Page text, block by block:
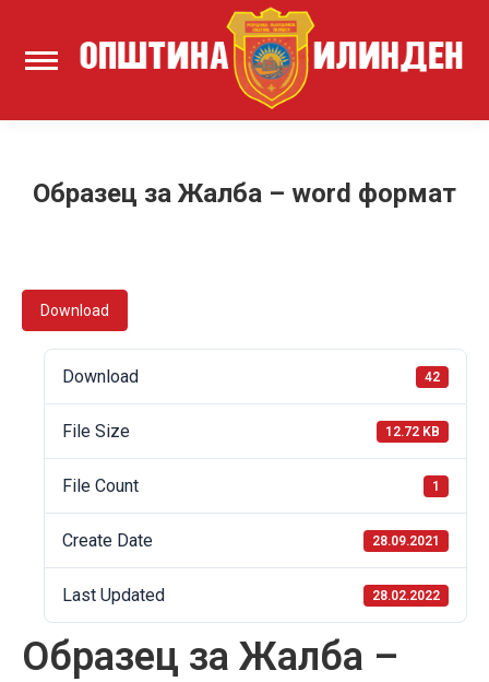
Образец за Жалба – word формат
Download
Download 42
File Size 12.72 KB
File Count 1
Create Date 28.09.2021
Last Updated 28.02.2022
Образец за Жалба –